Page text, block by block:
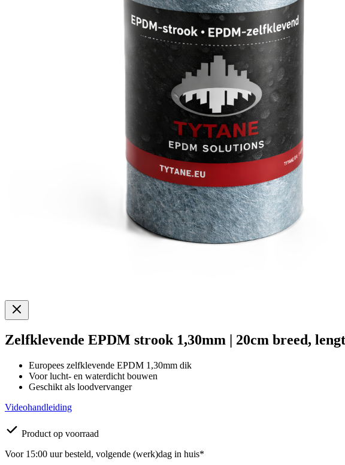
Zelfklevende EPDM strook 1,30mm | 20cm breed,
Europees zelfklevende EPDM 1,30mm dik
Voor lucht- en waterdicht bouwen
Geschikt als loodvervanger
Videohandleiding
Product op voorraad
Voor 15:00 uur besteld, volgende (werk)dag in huis*